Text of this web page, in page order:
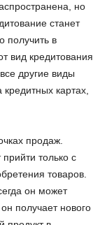
но
станет
получить в
вид кредитования
другие виды
картах,
продаж.
только с
товаров.
он может
получает нового